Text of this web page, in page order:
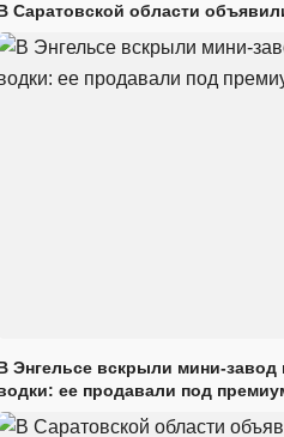
Саратовской области
Энгельсе вскрыли мини-завод
ее продавали под